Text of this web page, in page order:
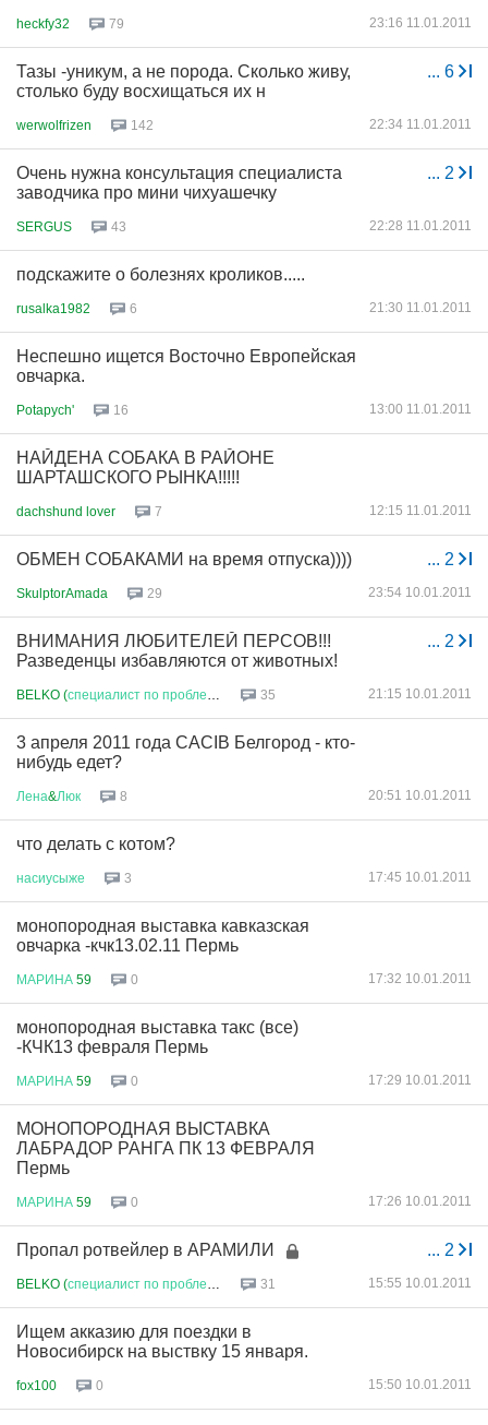
heckfy32 79 23:16 11.01.2011
... 6
Тазы -уникум, а не порода. Сколько живу,
столько буду восхищаться их н
werwolfrizen 142 22:34 11.01.2011
... 2
Очень нужна консультация специалиста
заводчика про мини чихуашечку
SERGUS 43 22:28 11.01.2011
подскажите о болезнях кроликов.....
rusalka1982 6 21:30 11.01.2011
Неспешно ищется Восточно Европейская
овчарка.
Potapych' 16 13:00 11.01.2011
НАЙДЕНА СОБАКА В РАЙОНЕ
ШАРТАШСКОГО РЫНКА!!!!!
dachshund lover 7 12:15 11.01.2011
... 2
ОБМЕН СОБАКАМИ на время отпуска))))
SkulptorAmada 29 23:54 10.01.2011
... 2
ВНИМАНИЯ ЛЮБИТЕЛЕЙ ПЕРСОВ!!!
Разведенцы избавляются от животных!
BELKO (специалист по проблеме 35 21:15 10.01.2011
3 апреля 2011 года CACIB Белгород - кто-
нибудь едет?
Лена&Люк 8 20:51 10.01.2011
что делать с котом?
насиусыже 3 17:45 10.01.2011
монопородная выставка кавказская
овчарка -кчк13.02.11 Пермь
МАРИНА 59 0 17:32 10.01.2011
монопородная выставка такс (все)
-КЧК13 февраля Пермь
МАРИНА 59 0 17:29 10.01.2011
МОНОПОРОДНАЯ ВЫСТАВКА
ЛАБРАДОР РАНГА ПК 13 ФЕВРАЛЯ
Пермь
МАРИНА 59 0 17:26 10.01.2011
... 2
Пропал ротвейлер в АРАМИЛИ
BELKO (специалист по проблеме 31 15:55 10.01.2011
Ищем акказию для поездки в
Новосибирск на выствку 15 января.
fox100 0 15:50 10.01.2011